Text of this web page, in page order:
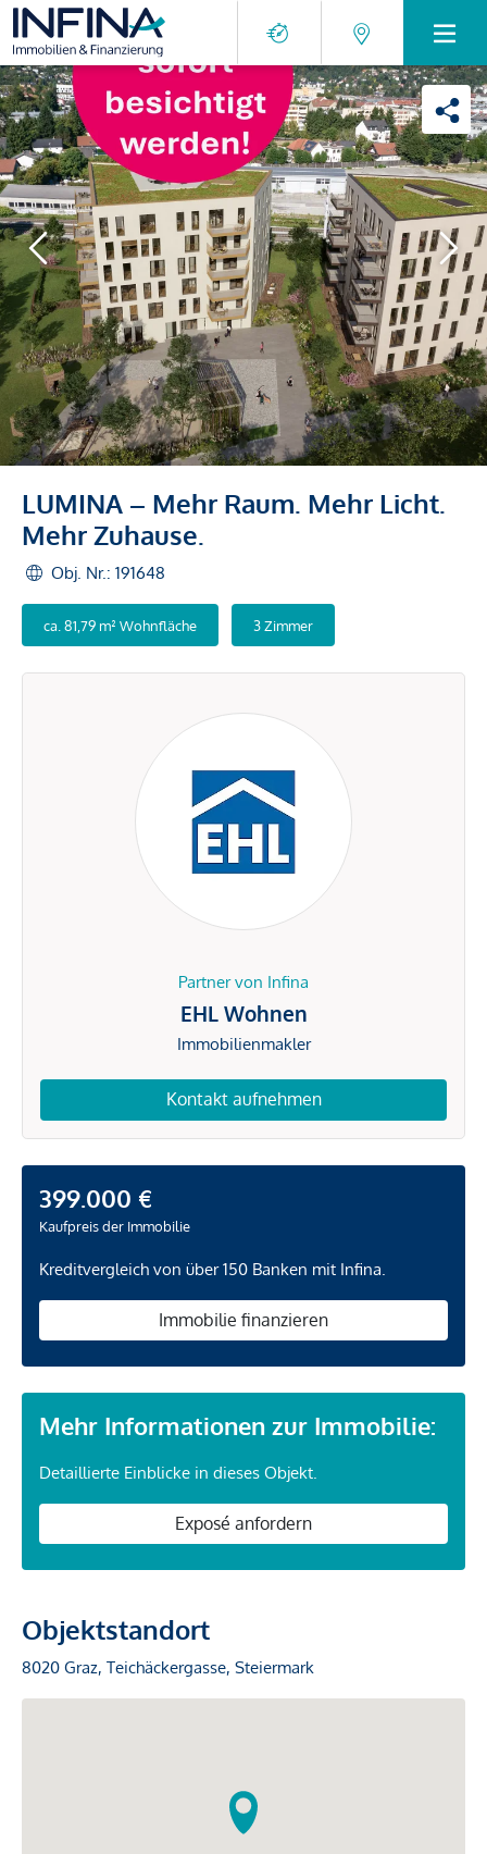
LUMINA – Mehr Raum. Mehr Licht.
Mehr Zuhause.
Obj. Nr.: 191648
ca. 81,79 m² Wohnfläche 3 Zimmer
Partner von Infina
EHL Wohnen
Immobilienmakler
Kontakt aufnehmen
399.000 €
Kaufpreis der Immobilie
Kreditvergleich von über 150 Banken mit Infina.
Immobilie finanzieren
Mehr Informationen zur Immobilie:
Detaillierte Einblicke in dieses Objekt.
Exposé anfordern
Objektstandort
8020 Graz, Teichäckergasse, Steiermark